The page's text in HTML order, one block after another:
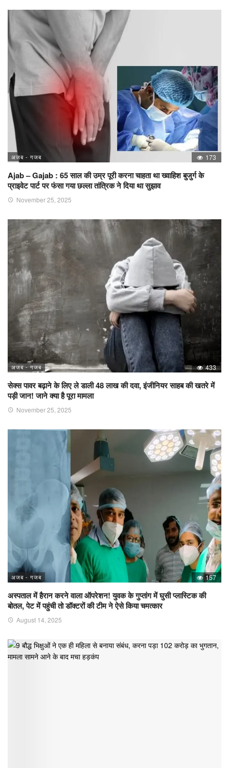
अजब - गजब 173
Ajab – Gajab : 65 साल की उम्र पूरी करना चाहता था ख्वाहिश बुजुर्ग के
प्राइवेट पार्ट पर फंसा गया छल्ला तांत्रिक ने दिया था सुझाव
November 25, 2025
अजब - गजब 433
सेक्स पावर बढ़ाने के लिए ले डाली 48 लाख की दवा, इंजीनियर साहब की खतरे में
पड़ी जान! जाने क्या है पूरा मामला
November 25, 2025
अजब - गजब 157
अस्पताल में हैरान करने वाला ऑपरेशन! युवक के गुप्तांग में घुसी प्लास्टिक की
बोतल, पेट में पहुंची तो डॉक्टरों की टीम ने ऐसे किया चमत्कार
August 14, 2025